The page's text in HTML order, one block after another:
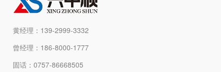
黄经理：139-2999-3332
曾经理：186-8000-1777
固话：0757-86668505